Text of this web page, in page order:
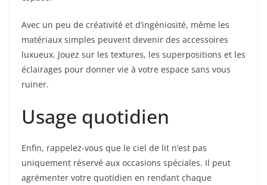
Avec un peu de créativité et d’ingéniosité, même les
matériaux simples peuvent devenir des accessoires
luxueux. Jouez sur les textures, les superpositions et les
éclairages pour donner vie à votre espace sans vous
ruiner.
Usage quotidien
Enfin, rappelez-vous que le ciel de lit n’est pas
uniquement réservé aux occasions spéciales. Il peut
agrémenter votre quotidien en rendant chaque